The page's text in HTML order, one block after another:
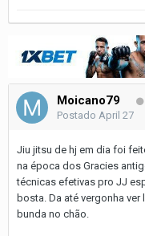
Moicano79
Postado April 27
Jiu jitsu de hj em dia foi
na época dos Gracies
técnicas efetivas pro JJ
bosta. Da até vergonha
bunda no chão.